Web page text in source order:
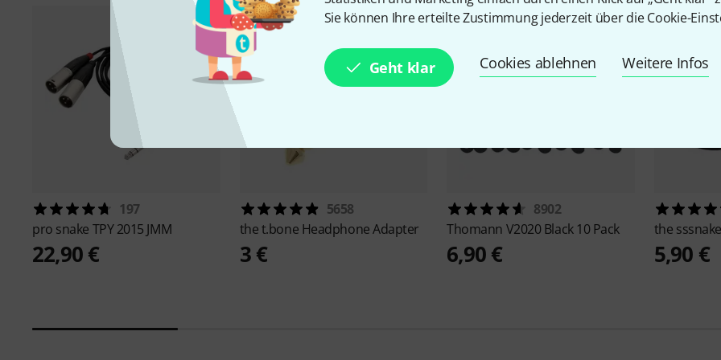
Sie können Ihre erteilte Zustimmung jederzeit über die Cookie-
Geht klar Cookies ablehnen Weitere Infos
197
pro snake TPY 2015 JMM
22,90 €
5658
the t.bone Headphone Adapter
3 €
8902
Thomann V2020 Black 10 Pack
6,90 €
the sssnake
5,90 €